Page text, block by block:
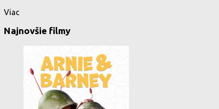
Viac
Najnovšie filmy